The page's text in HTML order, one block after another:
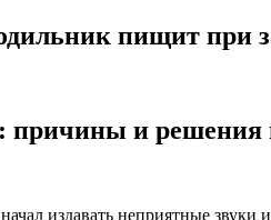
пищит при
и решения
издавать неприятные звуки